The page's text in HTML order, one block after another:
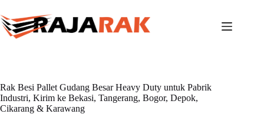
to
content
Rak Besi Pallet Gudang Besar Heavy Duty untuk Pabrik
Industri, Kirim ke Bekasi, Tangerang, Bogor, Depok,
Cikarang & Karawang